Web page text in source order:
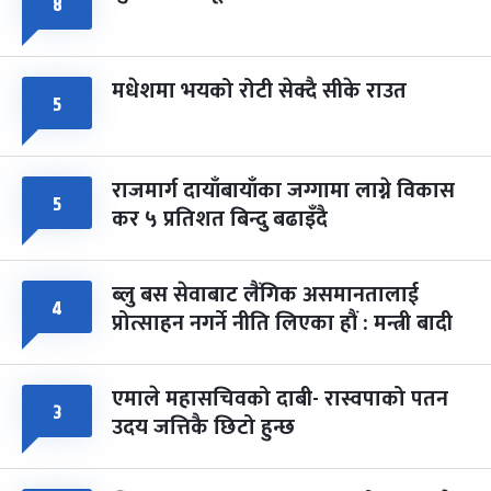
५ मधेशमा भयको रोटी सेक्दै सीके राउत
५ राजमार्ग दायाँबायाँका जग्गामा लाग्ने विकास
कर ५ प्रतिशत बिन्दु बढाइँदै
४ ब्लु बस सेवाबाट लैंगिक असमानतालाई
प्रोत्साहन नगर्ने नीति लिएका हौं : मन्त्री बादी
३ एमाले महासचिवको दाबी- रास्वपाको पतन
उदय जत्तिकै छिटो हुन्छ